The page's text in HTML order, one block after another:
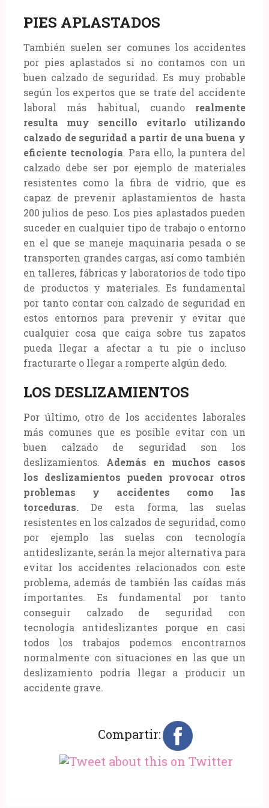
PIES APLASTADOS
También suelen ser comunes los accidentes
por pies aplastados si no contamos con un
buen calzado de seguridad. Es muy probable
según los expertos que se trate del accidente
laboral más habitual, cuando realmente
resulta muy sencillo evitarlo utilizando
calzado de seguridad a partir de una buena y
eficiente tecnología. Para ello, la puntera del
calzado debe ser por ejemplo de materiales
resistentes como la fibra de vidrio, que es
capaz de prevenir aplastamientos de hasta
200 julios de peso. Los pies aplastados pueden
suceder en cualquier tipo de trabajo o entorno
en el que se maneje maquinaria pesada o se
transporten grandes cargas, así como también
en talleres, fábricas y laboratorios de todo tipo
de productos y materiales. Es fundamental
por tanto contar con calzado de seguridad en
estos entornos para prevenir y evitar que
cualquier cosa que caiga sobre tus zapatos
pueda llegar a afectar a tu pie o incluso
fracturarte o llegar a romperte algún dedo.
LOS DESLIZAMIENTOS
Por último, otro de los accidentes laborales
más comunes que es posible evitar con un
buen calzado de seguridad son los
deslizamientos. Además en muchos casos
los deslizamientos pueden provocar otros
problemas y accidentes como las
torceduras.De esta forma, las suelas
resistentes en los calzados de seguridad, como
por ejemplo las suelas con tecnología
antideslizante, serán la mejor alternativa para
evitar los accidentes relacionados con este
problema, además de también las caídas más
importantes. Es fundamental por tanto
conseguir calzado de seguridad con
tecnología antideslizantes porque en casi
todos los trabajos podemos encontrarnos
normalmente con situaciones en las que un
deslizamiento podría llegar a producir un
accidente grave.
Compartir: